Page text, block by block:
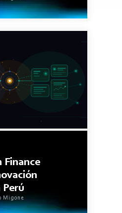
Finance
Migone